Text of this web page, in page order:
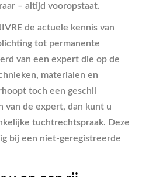
– altijd vooropstaat.
de actuele kennis van
tot permanente
van een expert die op de
materialen en
toch een geschil
van de expert, dan kunt u
tuchtrechtspraak. Deze
bij een niet-geregistreerde